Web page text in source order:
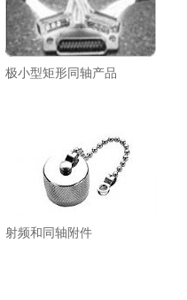
极小型矩形同轴产品
射频和同轴附件